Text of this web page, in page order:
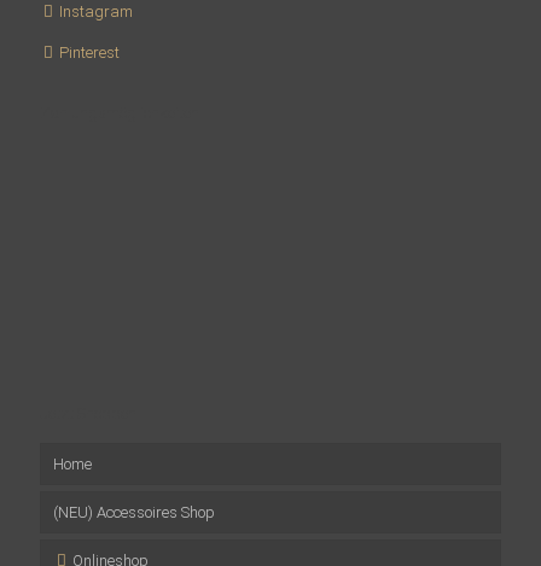
Instagram
Pinterest
Home
(NEU) Accessoires Shop
Onlineshop